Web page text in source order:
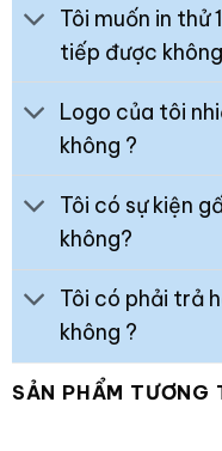
Tôi muốn in thử
tiếp được không
Logo của tôi
không ?
Tôi có sự kiện
không?
Tôi có phải trả
không ?
SẢN PHẨM TƯƠNG